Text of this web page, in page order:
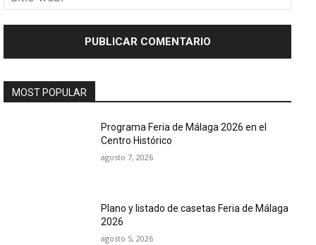
web:
MOST POPULAR
Programa Feria de Málaga 2026 en el
Centro Histórico
agosto 7, 2026
Plano y listado de casetas Feria de Málaga
2026
agosto 5, 2026